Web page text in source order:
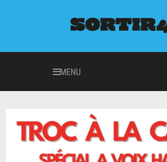
MENU